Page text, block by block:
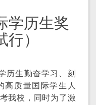
学历生奖
）
历生勤奋学习、刻
高质量国际学生人
我校，同时为了激